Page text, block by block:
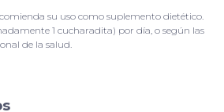
su uso como suplemento dietético.
1 cucharadita) por día, o según las
de la salud.